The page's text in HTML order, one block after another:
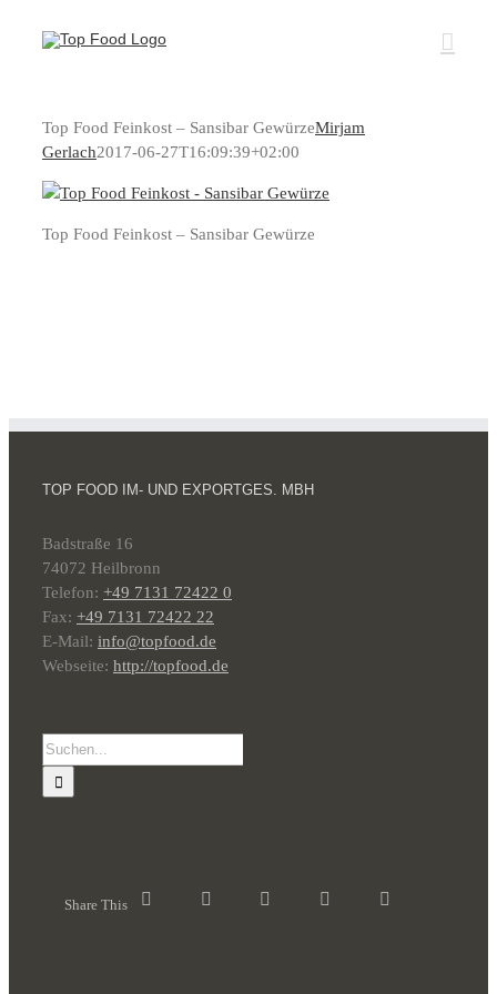
Inhalt
Top Food Feinkost – Sansibar GewürzeMirjam
Gerlach2017-06-27T16:09:39+02:00
Top Food Feinkost – Sansibar Gewürze
TOP FOOD IM- UND EXPORTGES. MBH
Badstraße 16
74072 Heilbronn
Telefon: +49 7131 72422 0
Fax: +49 7131 72422 22
E-Mail: info@topfood.de
Webseite: http://topfood.de
Suche
nach:
Share This